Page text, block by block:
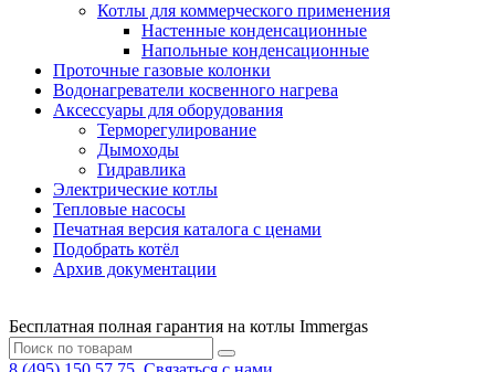
Котлы для коммерческого применения
Настенные конденсационные
Напольные конденсационные
Проточные газовые колонки
Водонагреватели косвенного нагрева
Аксессуары для оборудования
Терморегулирование
Дымоходы
Гидравлика
Электрические котлы
Тепловые насосы
Печатная версия каталога с ценами
Подобрать котёл
Архив документации
Бесплатная полная гарантия на котлы Immergas